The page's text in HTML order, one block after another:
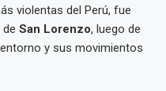
violentas del Perú, fue
San Lorenzo, luego de
y sus movimientos